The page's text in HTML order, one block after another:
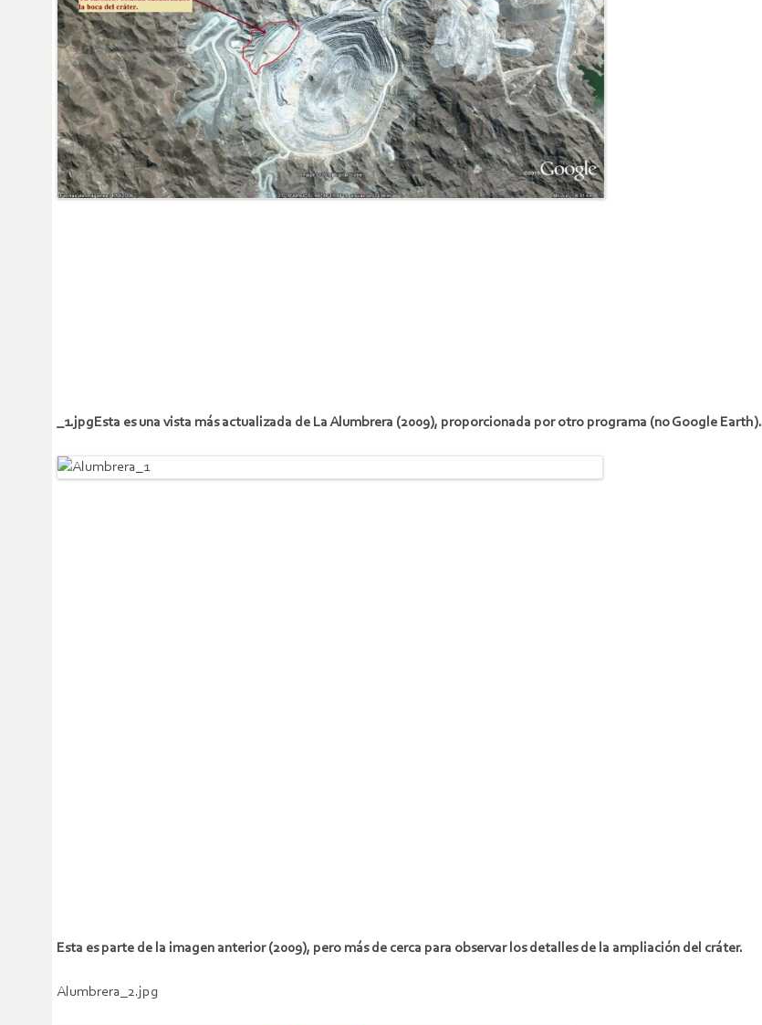
_1.jpgEsta es una vista más actualizada de La Alumbrera (2009), proporcionada por otro programa (no Google Earth).
Esta es parte de la imagen anterior (2009), pero más de cerca para observar los detalles de la ampliación del cráter.
Alumbrera_2.jpg